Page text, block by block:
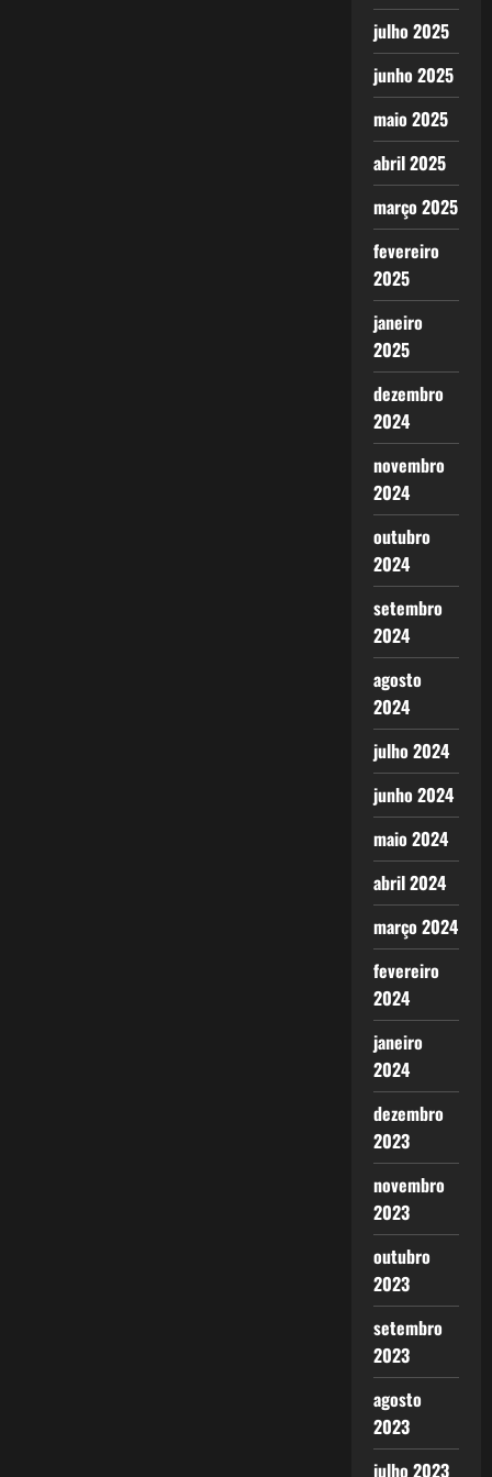
julho 2025
junho 2025
maio 2025
abril 2025
março 2025
fevereiro
2025
janeiro
2025
dezembro
2024
novembro
2024
outubro
2024
setembro
2024
agosto
2024
julho 2024
junho 2024
maio 2024
abril 2024
março 2024
fevereiro
2024
janeiro
2024
dezembro
2023
novembro
2023
outubro
2023
setembro
2023
agosto
2023
julho 2023